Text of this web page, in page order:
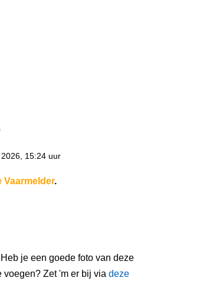
15:24 uur
Vaarmelder.
je een goede foto van deze
voegen? Zet 'm er bij via deze